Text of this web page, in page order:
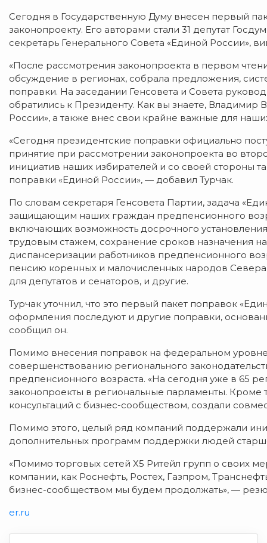
Сегодня в Государственную Думу внесен первый
законопроекту. Его авторами стали 31 депутат
секретарь Генерального Совета «Единой России»,
«После рассмотрения законопроекта в первом
обсуждение в регионах, собрала предложения,
поправки. На заседании Генсовета и Совета
обратились к Президенту. Как вы знаете,
России», а также внес свои крайне важные для
«Сегодня президентские поправки официально
принятие при рассмотрении законопроекта во
инициатив наших избирателей и со своей стороны
поправки «Единой России», — добавил Турчак.
По словам секретаря Генсовета Партии, задача
защищающим наших граждан предпенсионного
включающих возможность досрочного
трудовым стажем, сохранение сроков назначения
диспансеризации работников предпенсионного
пенсию коренных и малочисленных народов
для депутатов и сенаторов, и другие.
Турчак уточнил, что это первый пакет поправок
оформления последуют и другие поправки,
сообщил он.
Помимо внесения поправок на федеральном
совершенствованию регионального
предпенсионного возраста. «На сегодня уже в 65
законопроекты в региональные парламенты. Кроме
консультаций с бизнес-сообществом, создали
Помимо этого, целый ряд компаний поддержали
дополнительных программ поддержки людей
«Помимо торговых сетей Х5 Ритейл групп о своих
компании, как Роснефть, Ростех, Газпром,
бизнес-сообществом мы будем продолжать», —
er.ru